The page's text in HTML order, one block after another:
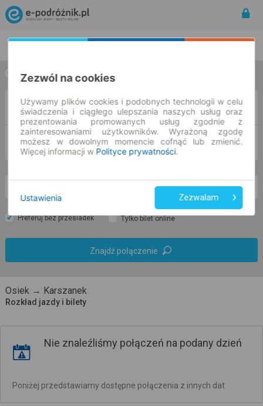
w jedną stronę w obie strony
Z
DO
-- : --
Preferuj bez przesiadek Tylko bilet online
Znajdź połączenie
Osiek → Karszanek
Rozkład jazdy i bilety
Nie znaleźliśmy połączeń na podany dzień
Poniżej przedstawiamy dostępne połączenia z innych dat
Zezwól na cookies
Używamy plików cookies i podobnych technologii w celu
świadczenia i ciągłego ulepszania naszych usług oraz
prezentowania promowanych usług zgodnie z
zainteresowaniami użytkowników. Wyrażoną zgodę
możesz w dowolnym momencie cofnąć lub zmienić.
Więcej informacji w Polityce prywatności.
Ustawienia Zezwalam